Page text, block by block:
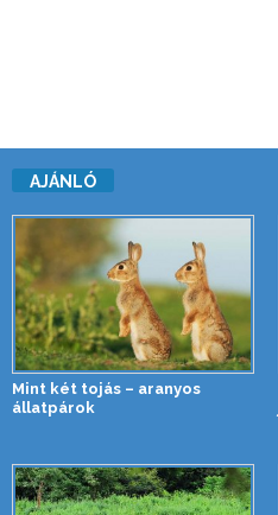
AJÁNLÓ
Mint két tojás – aranyos
állatpárok